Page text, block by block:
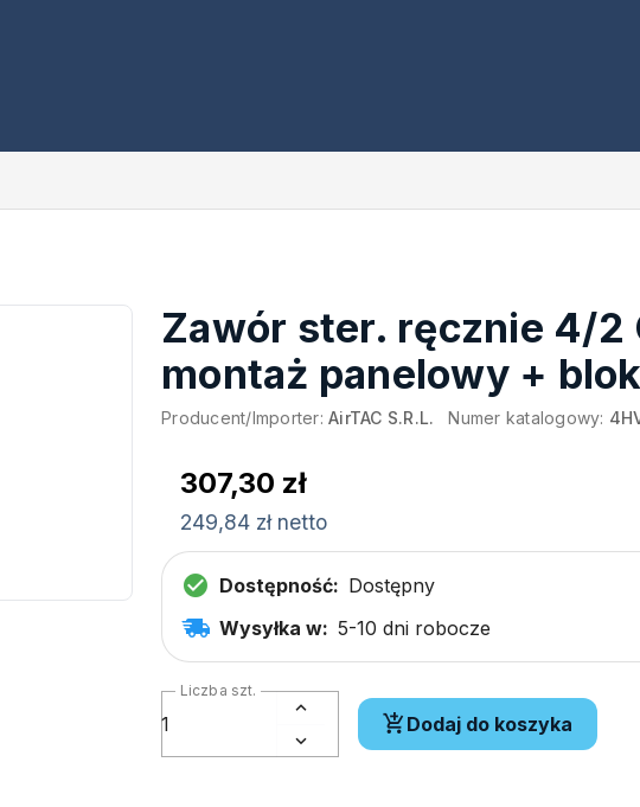
Zawór ster. ręcznie 4/2
montaż panelowy +
Producent/Importer: AirTAC S.R.L. Numer katalogowy:
307,30 zł
249,84 zł netto
Dostępność: Dostępny
Wysyłka w: 5-10 dni robocze
Liczba szt.
Dodaj do koszyka